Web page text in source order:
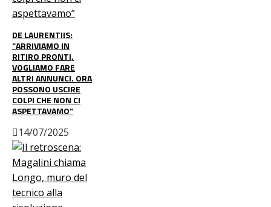
DE LAURENTIIS:
“ARRIVIAMO IN
RITIRO PRONTI,
VOGLIAMO FARE
ALTRI ANNUNCI. ORA
POSSONO USCIRE
COLPI CHE NON CI
ASPETTAVAMO”
14/07/2025